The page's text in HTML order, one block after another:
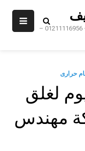
اسعار ماكينات التعبئة والتغليف 01211116954 – 01211116956 –
حرارى
لغلق
مهندس